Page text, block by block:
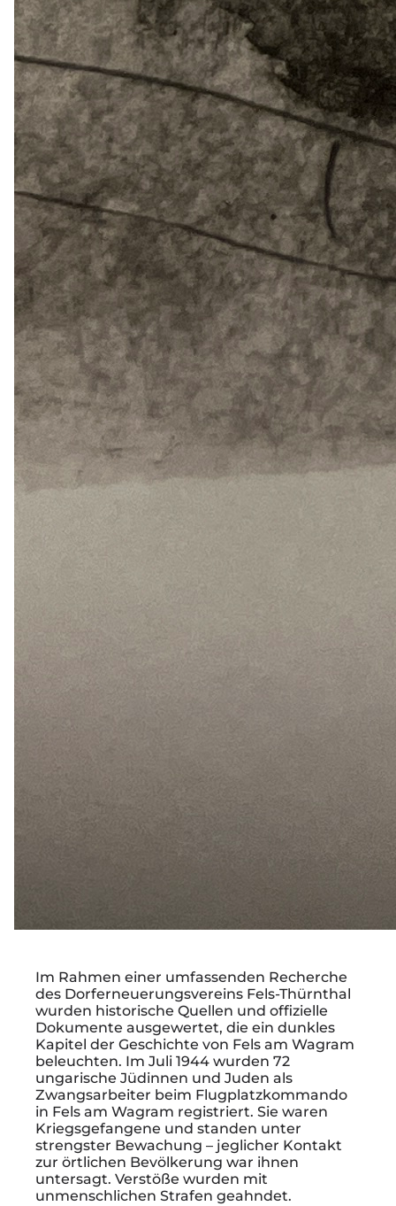
Im Rahmen einer umfassenden Recherche
des Dorferneuerungsvereins Fels-Thürnthal
wurden historische Quellen und offizielle
Dokumente ausgewertet, die ein dunkles
Kapitel der Geschichte von Fels am Wagram
beleuchten. Im Juli 1944 wurden 72
ungarische Jüdinnen und Juden als
Zwangsarbeiter beim Flugplatzkommando
in Fels am Wagram registriert. Sie waren
Kriegsgefangene und standen unter
strengster Bewachung – jeglicher Kontakt
zur örtlichen Bevölkerung war ihnen
untersagt. Verstöße wurden mit
unmenschlichen Strafen geahndet.